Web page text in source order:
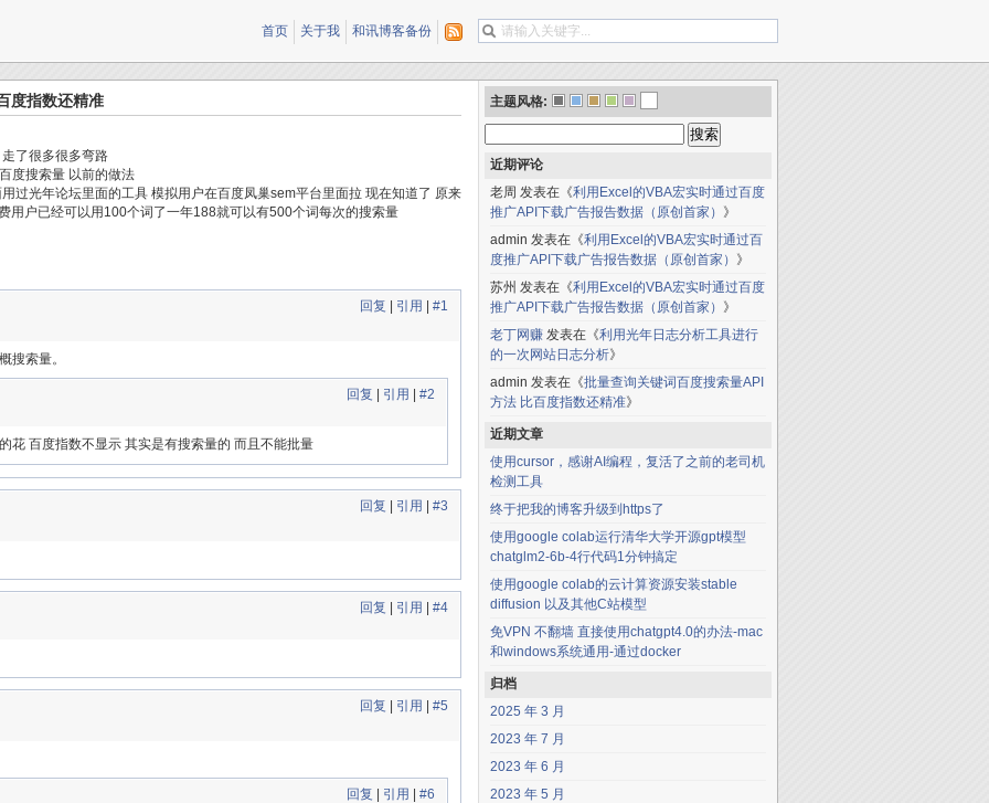
首页 关于我 和讯博客备份
度指数还精准
了很多很多弯路
度搜索量 以前的做法
过光年论坛里面的工具 模拟用户在百度凤巢sem平台里面拉 现在知道了 原来
用户已经可以用100个词了一年188就可以有500个词每次的搜索量
回复 引用 #1
搜索量。
回复 引用 #2
花 百度指数不显示 其实是有搜索量的 而且不能批量
回复 引用 #3
回复 引用 #4
回复 引用 #5
回复 引用 #6
主题风格:
索：
近期评论
老周 发表在《利用Excel的VBA宏实时通过百度
推广API下载广告报告数据（原创首家） 》
admin 发表在《利用Excel的VBA宏实时通过百
度推广API下载广告报告数据（原创首家） 》
苏州 发表在《利用Excel的VBA宏实时通过百度
推广API下载广告报告数据（原创首家） 》
老丁网赚 发表在《利用光年日志分析工具进行
的一次网站日志分析》
admin 发表在《批量查询关键词百度搜索量API
方法 比百度指数还精准》
近期文章
使用cursor，感谢AI编程，复活了之前的老司机
检测工具
终于把我的博客升级到https了
使用google colab运行清华大学开源gpt模型
chatglm2-6b-4行代码1分钟搞定
使用google colab的云计算资源安装stable
diffusion 以及其他C站模型
免VPN 不翻墙 直接使用chatgpt4.0的办法-mac
和windows系统通用-通过docker
归档
2025 年 3 月
2023 年 7 月
2023 年 6 月
2023 年 5 月